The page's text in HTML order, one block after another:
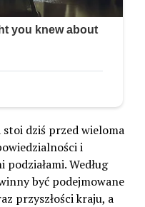
stoi dziś przed wieloma
i
Według
być podejmowane
przyszłości kraju, a